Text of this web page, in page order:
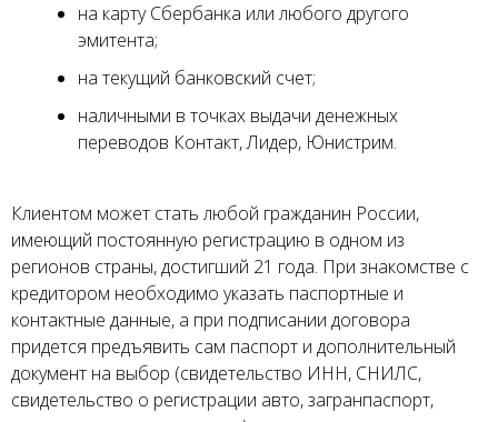
на карту Сбербанка или любого другого
эмитента;
на текущий банковский счет;
наличными в точках выдачи денежных
переводов Контакт, Лидер, Юнистрим.
Клиентом может стать любой гражданин России,
имеющий постоянную регистрацию в одном из
регионов страны, достигший 21 года. При знакомстве с
кредитором необходимо указать паспортные и
контактные данные, а при подписании договора
придется предъявить сам паспорт и дополнительный
документ на выбор (свидетельство ИНН, СНИЛС,
свидетельство о регистрации авто, загранпаспорт,